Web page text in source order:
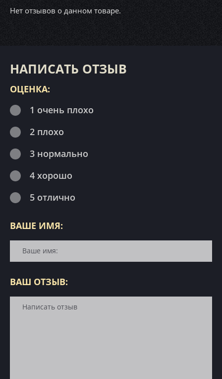
Нет отзывов о данном товаре.
НАПИСАТЬ ОТЗЫВ
ОЦЕНКА:
1 очень плохо
2 плохо
3 нормально
4 хорошо
5 отлично
ВАШЕ ИМЯ:
ВАШ ОТЗЫВ: